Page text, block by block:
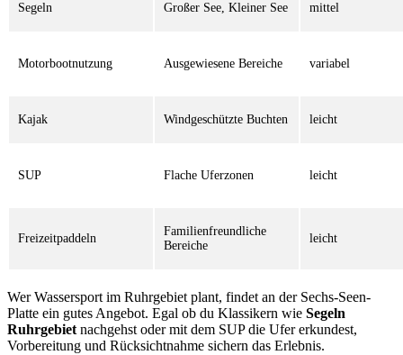
Segeln Großer See, Kleiner See mittel
Motorbootnutzung Ausgewiesene Bereiche variabel
Kajak Windgeschützte Buchten leicht
SUP Flache Uferzonen leicht
Freizeitpaddeln
Familienfreundliche
Bereiche
leicht
Wer Wassersport im Ruhrgebiet plant, findet an der Sechs-Seen-
Platte ein gutes Angebot. Egal ob du Klassikern wie Segeln
Ruhrgebiet nachgehst oder mit dem SUP die Ufer erkundest,
Vorbereitung und Rücksichtnahme sichern das Erlebnis.